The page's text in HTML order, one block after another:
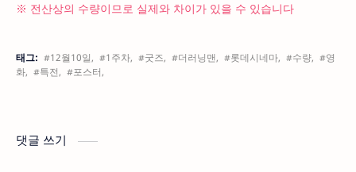
※ 전산상의 수량이므로 실제와 차이가 있을 수 있습니다
태그: #12월10일, #1주차, #굿즈, #더러닝맨, #롯데시네마, #수량, #영
화, #특전, #포스터,
댓글 쓰기